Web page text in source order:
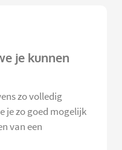
je kunnen
zo volledig
je zo goed mogelijk
van een